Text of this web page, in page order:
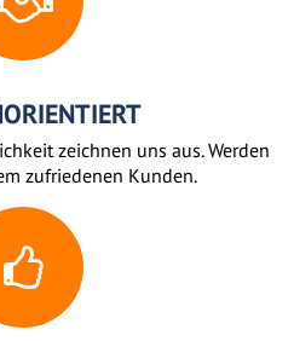
zeichnen uns aus. Werden
zufriedenen Kunden.